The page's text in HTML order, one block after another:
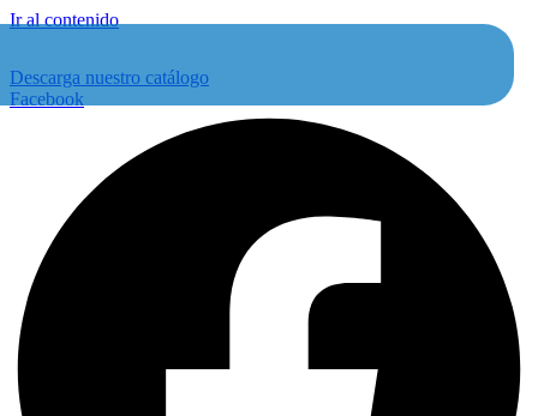
Ir al contenido
Descarga nuestro catálogo
Facebook